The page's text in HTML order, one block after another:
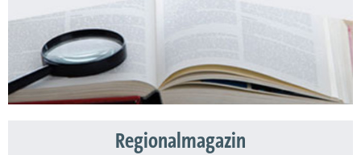
Regionalmagazin